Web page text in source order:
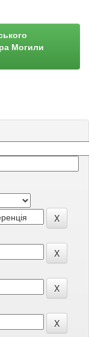
Могили